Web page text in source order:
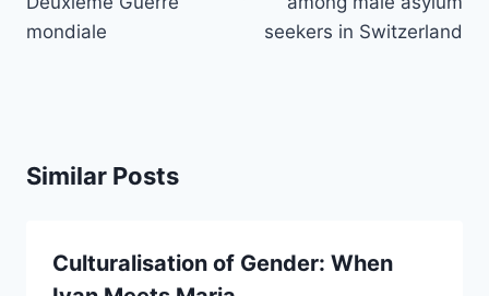
mondiale
seekers in Switzerland
Similar Posts
Culturalisation of Gender: When